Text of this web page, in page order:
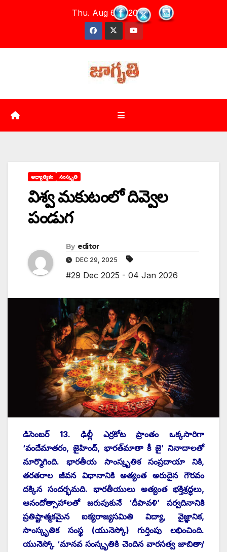
Thu. Aug 6th, 2026
ఆధ్యాత్మికం సంస్కృతి
విశ్వ మకుటంలో దివ్వెల
పండుగ
By editor
DEC 29, 2025
#29 Dec 2025 - 04 Jan 2026
డిసెంబర్‌ 13. ‌ఢిల్లీ ఎర్రకోట ప్రాంతం ఒక్కసారిగా
‘వందేమాతరం, జైహింద్‌, ‌భారత్‌మాతా కీ జై’ నినాదాలతో
మార్మొగింది. భారతీయ సాంస్కృతిక సంప్రదాయా నికి,
తరతరాల జీవన విధానానికి అత్యంత అరుదైన గౌరవం
దక్కిన సందర్భమది. భారతీయులు అత్యంత భక్తిశ్రద్ధలు,
ఆనందోత్సాహాలతో జరుపుకునే ‘దీపావళి’ పర్వదినానికి
ప్రతిష్టాత్మకమైన ఐక్యరాజ్యసమితి విద్యా, వైజ్ఞానిక,
సాంస్కృతిక సంస్థ (యునెస్కో) గుర్తింపు లభించింది.
యునెస్కో ‘మానవ సంస్కృతికి చెందిన వారసత్వ జాబితా/